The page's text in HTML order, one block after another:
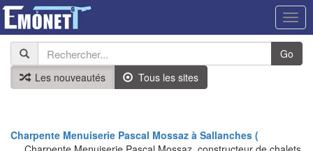
Go
Les nouveautés
Tous les sites
Charpente Menuiserie Pascal Mossaz à Sallanches (